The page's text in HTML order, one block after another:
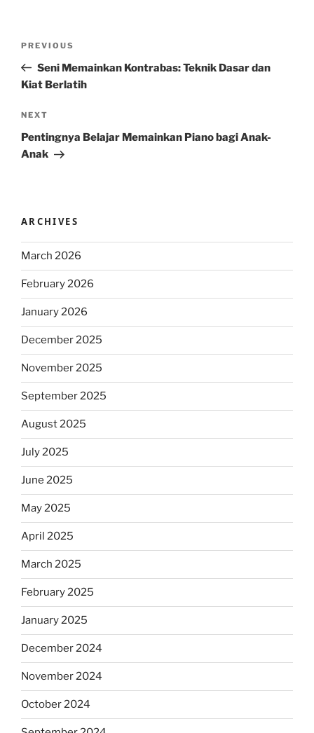
Previous
Post
PREVIOUS
Seni Memainkan Kontrabas: Teknik Dasar dan
Kiat Berlatih
Next
Post
NEXT
Pentingnya Belajar Memainkan Piano bagi Anak-
Anak
ARCHIVES
March 2026
February 2026
January 2026
December 2025
November 2025
September 2025
August 2025
July 2025
June 2025
May 2025
April 2025
March 2025
February 2025
January 2025
December 2024
November 2024
October 2024